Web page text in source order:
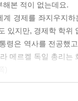
본 적이 없는데요.
계 경제를 좌지우지
있지만, 경제학 학
령은 역사를 전공했
메르켈 독일 총리